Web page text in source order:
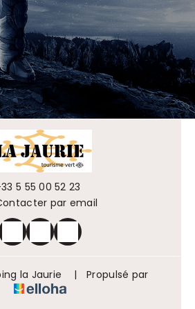
5 55 00 52 23
par email
la Jaurie | Propulsé par